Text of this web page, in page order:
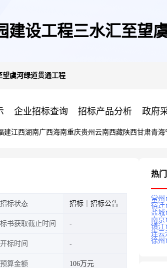
建设工程三水汇至望
望虞河绿道贯通工程
企业招标查询 招标产品分析 政府
建江西湖南广西海南重庆贵州 云南西藏陕西甘肃青海
招标状态 招标｜招标公告
标书获取截止时间
开标时间
预算金额 106万元
热
常州
宿迁
盐城
南京
镇江
连云
徐州